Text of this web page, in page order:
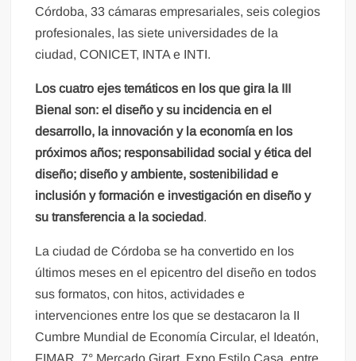
Córdoba, 33 cámaras empresariales, seis colegios
profesionales, las siete universidades de la
ciudad, CONICET, INTA e INTI.
Los cuatro ejes temáticos en los que gira la III
Bienal son: el diseño y su incidencia en el
desarrollo, la innovación y la economía en los
próximos años; responsabilidad social y ética del
diseño; diseño y ambiente, sostenibilidad e
inclusión y formación e investigación en diseño y
su transferencia a la sociedad.
La ciudad de Córdoba se ha convertido en los
últimos meses en el epicentro del diseño en todos
sus formatos, con hitos, actividades e
intervenciones entre los que se destacaron la II
Cumbre Mundial de Economía Circular, el Ideatón,